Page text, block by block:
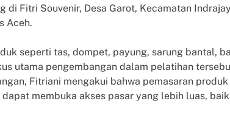
di Fitri Souvenir, Desa Garot, Kecamatan
Aceh.
seperti tas, dompet, payung, sarung bantal,
utama pengembangan dalam pelatihan
Fitriani mengakui bahwa pemasaran
membuka akses pasar yang lebih luas,